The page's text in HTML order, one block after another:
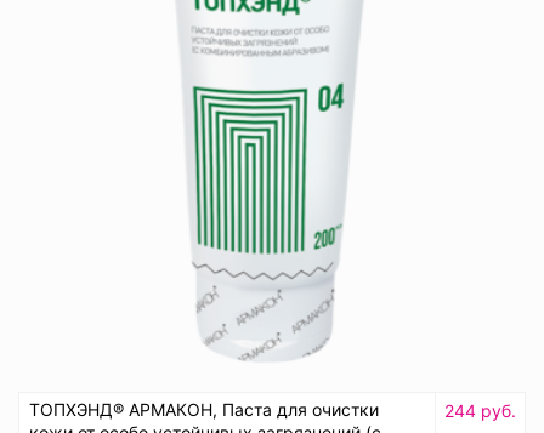
ТОПХЭНД® АРМАКОН, Паста для очистки
244 руб.